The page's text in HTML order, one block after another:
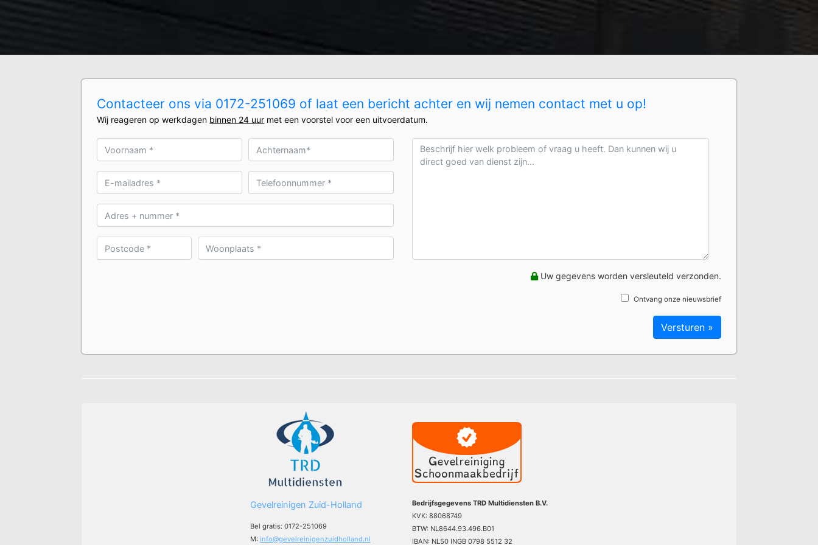
Contacteer ons via 0172-251069 of laat een bericht achter en wij nemen contact met u op!
Wij reageren op werkdagen binnen 24 uur met een voorstel voor een uitvoerdatum.
Uw gegevens worden versleuteld verzonden.
Ontvang onze nieuwsbrief
Gevelreinigen Zuid-Holland
Bel gratis: 0172-251069
M: info@gevelreinigenzuidholland.nl
Bedrijfsgegevens TRD Multidiensten B.V.
KVK: 88068749
BTW: NL8644.93.496.B01
IBAN: NL50 INGB 0798 5512 32